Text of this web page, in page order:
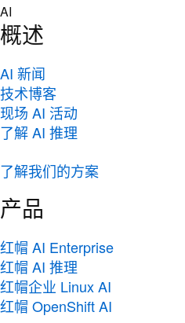
Skip
to
content
AI
概述
AI 新闻
技术博客
现场 AI 活动
了解 AI 推理
了解我们的方案
产品
红帽 AI Enterprise
红帽 AI 推理
红帽企业 Linux AI
红帽 OpenShift AI